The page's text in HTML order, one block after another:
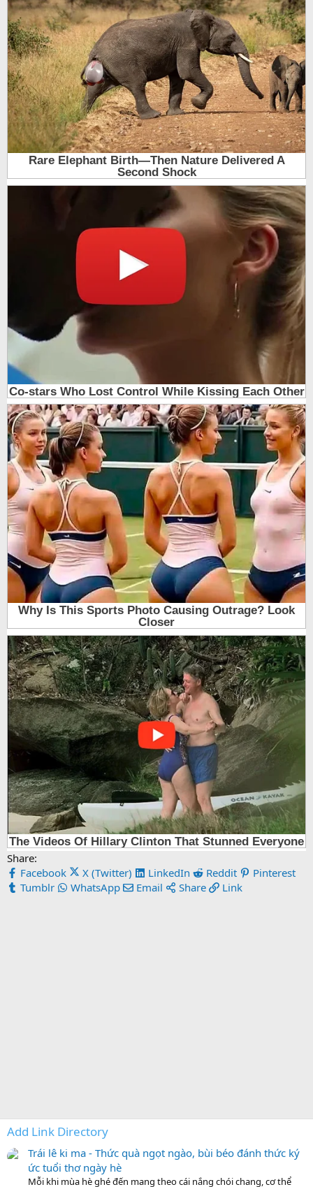
Share:
Facebook
X (Twitter) LinkedIn Reddit
Pinterest
Tumblr
WhatsApp Email Share Link
Add Link Directory
Trái lê ki ma - Thức quà ngọt ngào, bùi béo đánh thức ký
ức tuổi thơ ngày hè
Mỗi khi mùa hè ghé đến mang theo cái nắng chói chang, cơ thể